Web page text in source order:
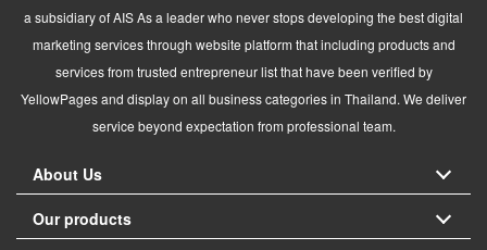
a subsidiary of AIS As a leader who never stops developing the best digital
marketing services through website platform that including products and
services from trusted entrepreneur list that have been verified by
YellowPages and display on all business categories in Thailand. We deliver
service beyond expectation from professional team.
About Us
Our products